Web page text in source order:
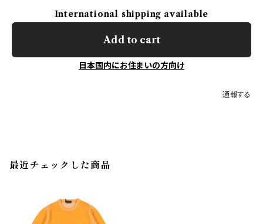
International shipping available
Add to cart
日本国内にお住まいの方向け
通報する
最近チェックした商品